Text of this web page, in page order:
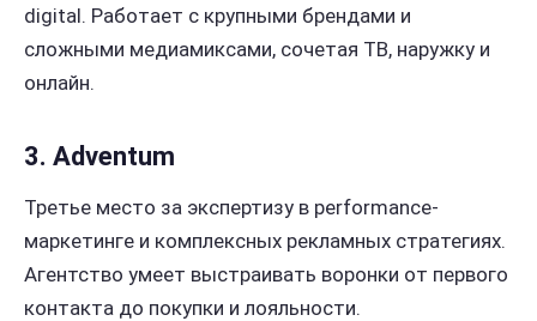
digital. Работает с крупными брендами и
сложными медиамиксами, сочетая ТВ, наружку и
онлайн.
3. Adventum
Третье место за экспертизу в performance-
маркетинге и комплексных рекламных стратегиях.
Агентство умеет выстраивать воронки от первого
контакта до покупки и лояльности.